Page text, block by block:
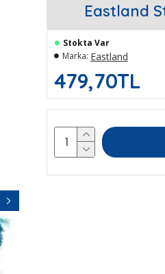
Eastland
479,70TL
Stokta Var
Marka: Eastland